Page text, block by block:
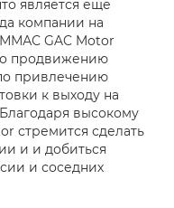
является еще
компании на
GAC Motor
продвижению
привлечению
к выходу на
высокому
стремится сделать
и и добиться
и соседних